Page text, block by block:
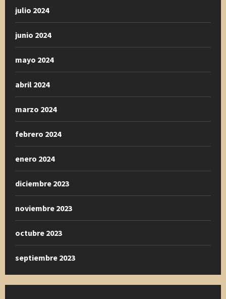
julio 2024
junio 2024
mayo 2024
abril 2024
marzo 2024
febrero 2024
enero 2024
diciembre 2023
noviembre 2023
octubre 2023
septiembre 2023